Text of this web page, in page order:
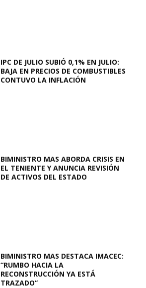
IPC DE JULIO SUBIÓ 0,1% EN JULIO:
BAJA EN PRECIOS DE COMBUSTIBLES
CONTUVO LA INFLACIÓN
BIMINISTRO MAS ABORDA CRISIS EN
EL TENIENTE Y ANUNCIA REVISIÓN
DE ACTIVOS DEL ESTADO
BIMINISTRO MAS DESTACA IMACEC:
“RUMBO HACIA LA
RECONSTRUCCIÓN YA ESTÁ
TRAZADO”